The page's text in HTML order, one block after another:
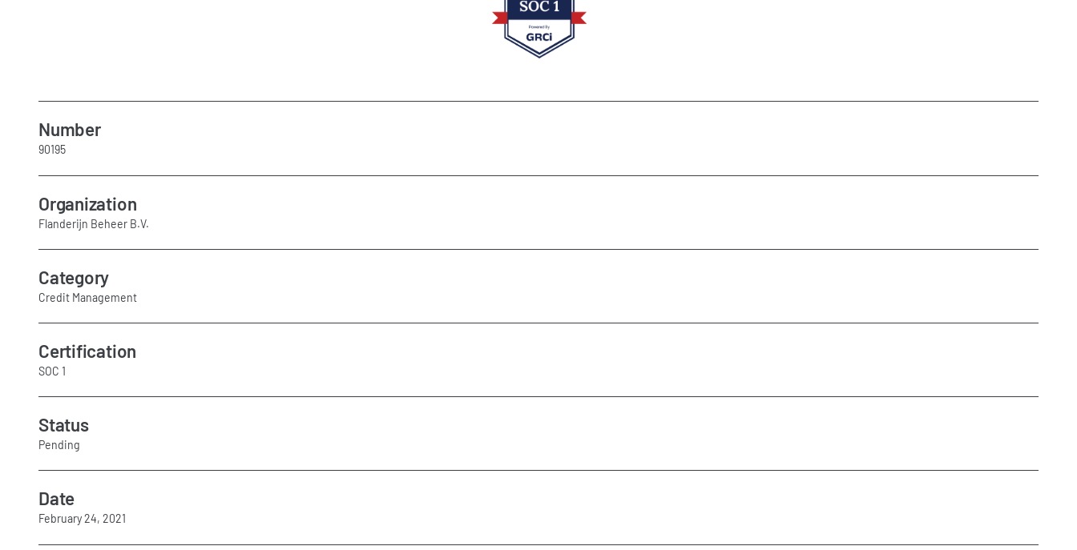
Number
90195
Organization
Flanderijn Beheer B.V.
Category
Credit Management
Certification
SOC 1
Status
Pending
Date
February 24, 2021